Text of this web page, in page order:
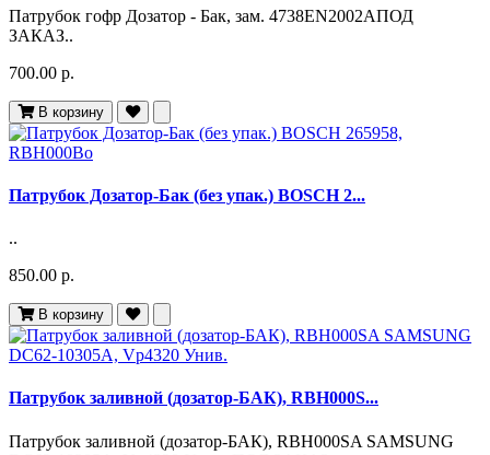
Патрубок гофр Дозатор - Бак, зам. 4738EN2002AПОД
ЗАКАЗ..
700.00 р.
В корзину
Патрубок Дозатор-Бак (без упак.) BOSCH 2...
..
850.00 р.
В корзину
Патрубок заливной (дозатор-БАК), RBH000S...
Патрубок заливной (дозатор-БАК), RBH000SA SAMSUNG